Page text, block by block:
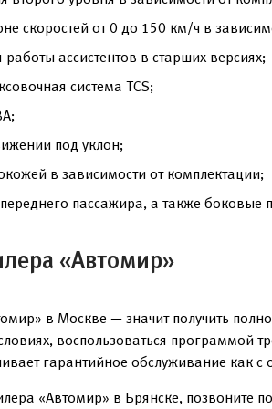
скоростей от 0 до 150 км/ч в
ассистентов в старших версиях;
система TCS;
под уклон;
в зависимости от комплектации;
пассажира, а также боковые
«Автомир»
в Москве — значит получить
воспользоваться
гарантийное обслуживание как
«Автомир» в Брянске, позвоните